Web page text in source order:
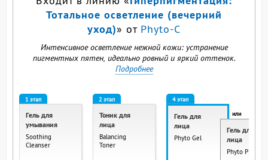
Тотальное осветление (вечерний
уход)» от Phyto-C
Интенсивное осветление нежной кожи: устранение
пигментных пятен, идеально ровный и яркий оттенок.
Подробнее
1 этап
Гель для
умывания
Soothing
Cleanser
2 этап
Тоник для
лица
Balancing
Toner
4 этап
Гель для
лица
Phyto Gel
или
Гель для
лица
Phyto Plus Gel